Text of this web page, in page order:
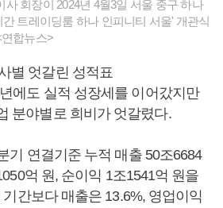
회장이 2024년 4월3일 서울 중구 하나
트레이딩룸 하나 인피니티 서울' 개관식
합뉴스>
별 엇갈린 성적표
에도 실적 성장세를 이어갔지만
분야별로 희비가 엇갈렸다.
기 연결기준 누적 매출 50조6684
억 원, 순이익 1조1541억 원을
간보다 매출은 13.6%, 영업이익